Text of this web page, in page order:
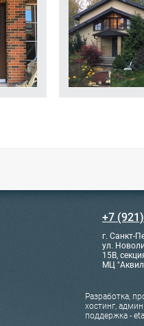
+7
г. Санкт-
ул.
15В,
МЦ
Разработка,
хостинг,
поддержка -